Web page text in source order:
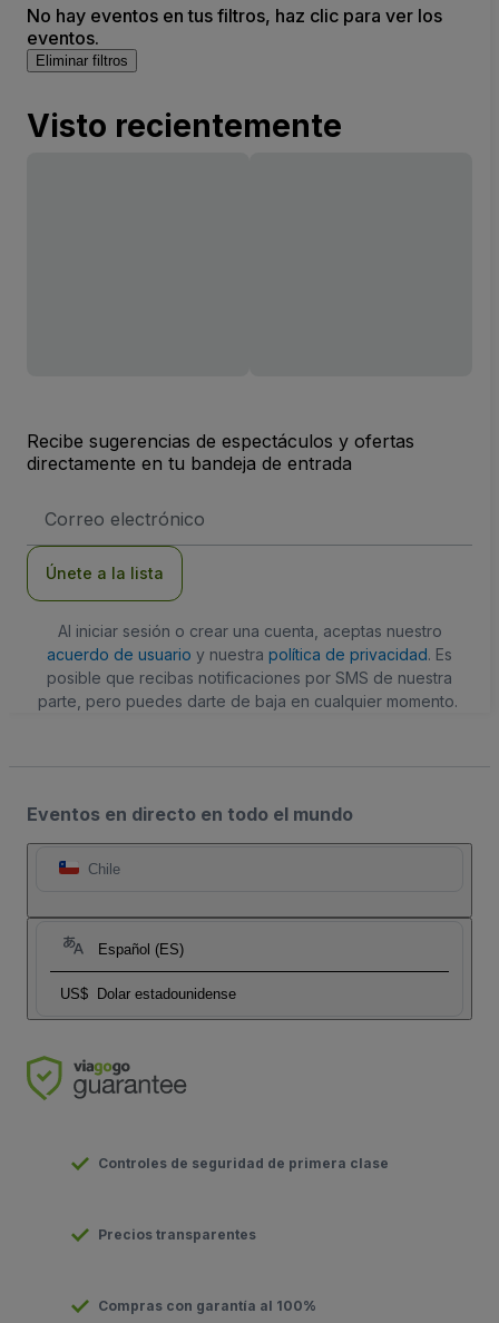
No hay eventos en tus filtros, haz clic para ver los
eventos.
Eliminar filtros
Visto recientemente
Recibe sugerencias de espectáculos y ofertas
directamente en tu bandeja de entrada
de
Únete a la lista
Al iniciar sesión o crear una cuenta, aceptas nuestro
acuerdo de usuario y nuestra política de privacidad. Es
posible que recibas notificaciones por SMS de nuestra
parte, pero puedes darte de baja en cualquier momento.
Eventos en directo en todo el mundo
Chile
Español (ES)
US$ Dolar estadounidense
Controles de seguridad de primera clase
Precios transparentes
Compras con garantía al 100%